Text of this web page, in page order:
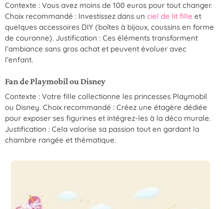
Contexte : Vous avez moins de 100 euros pour tout changer.
Choix recommandé : Investissez dans un ciel de lit fille et
quelques accessoires DIY (boîtes à bijoux, coussins en forme
de couronne). Justification : Ces éléments transforment
l’ambiance sans gros achat et peuvent évoluer avec
l’enfant.
Fan de Playmobil ou Disney
Contexte : Votre fille collectionne les princesses Playmobil
ou Disney. Choix recommandé : Créez une étagère dédiée
pour exposer ses figurines et intégrez-les à la déco murale.
Justification : Cela valorise sa passion tout en gardant la
chambre rangée et thématique.